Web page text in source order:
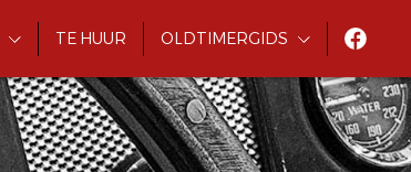
TE HUUR OLDTIMERGIDS